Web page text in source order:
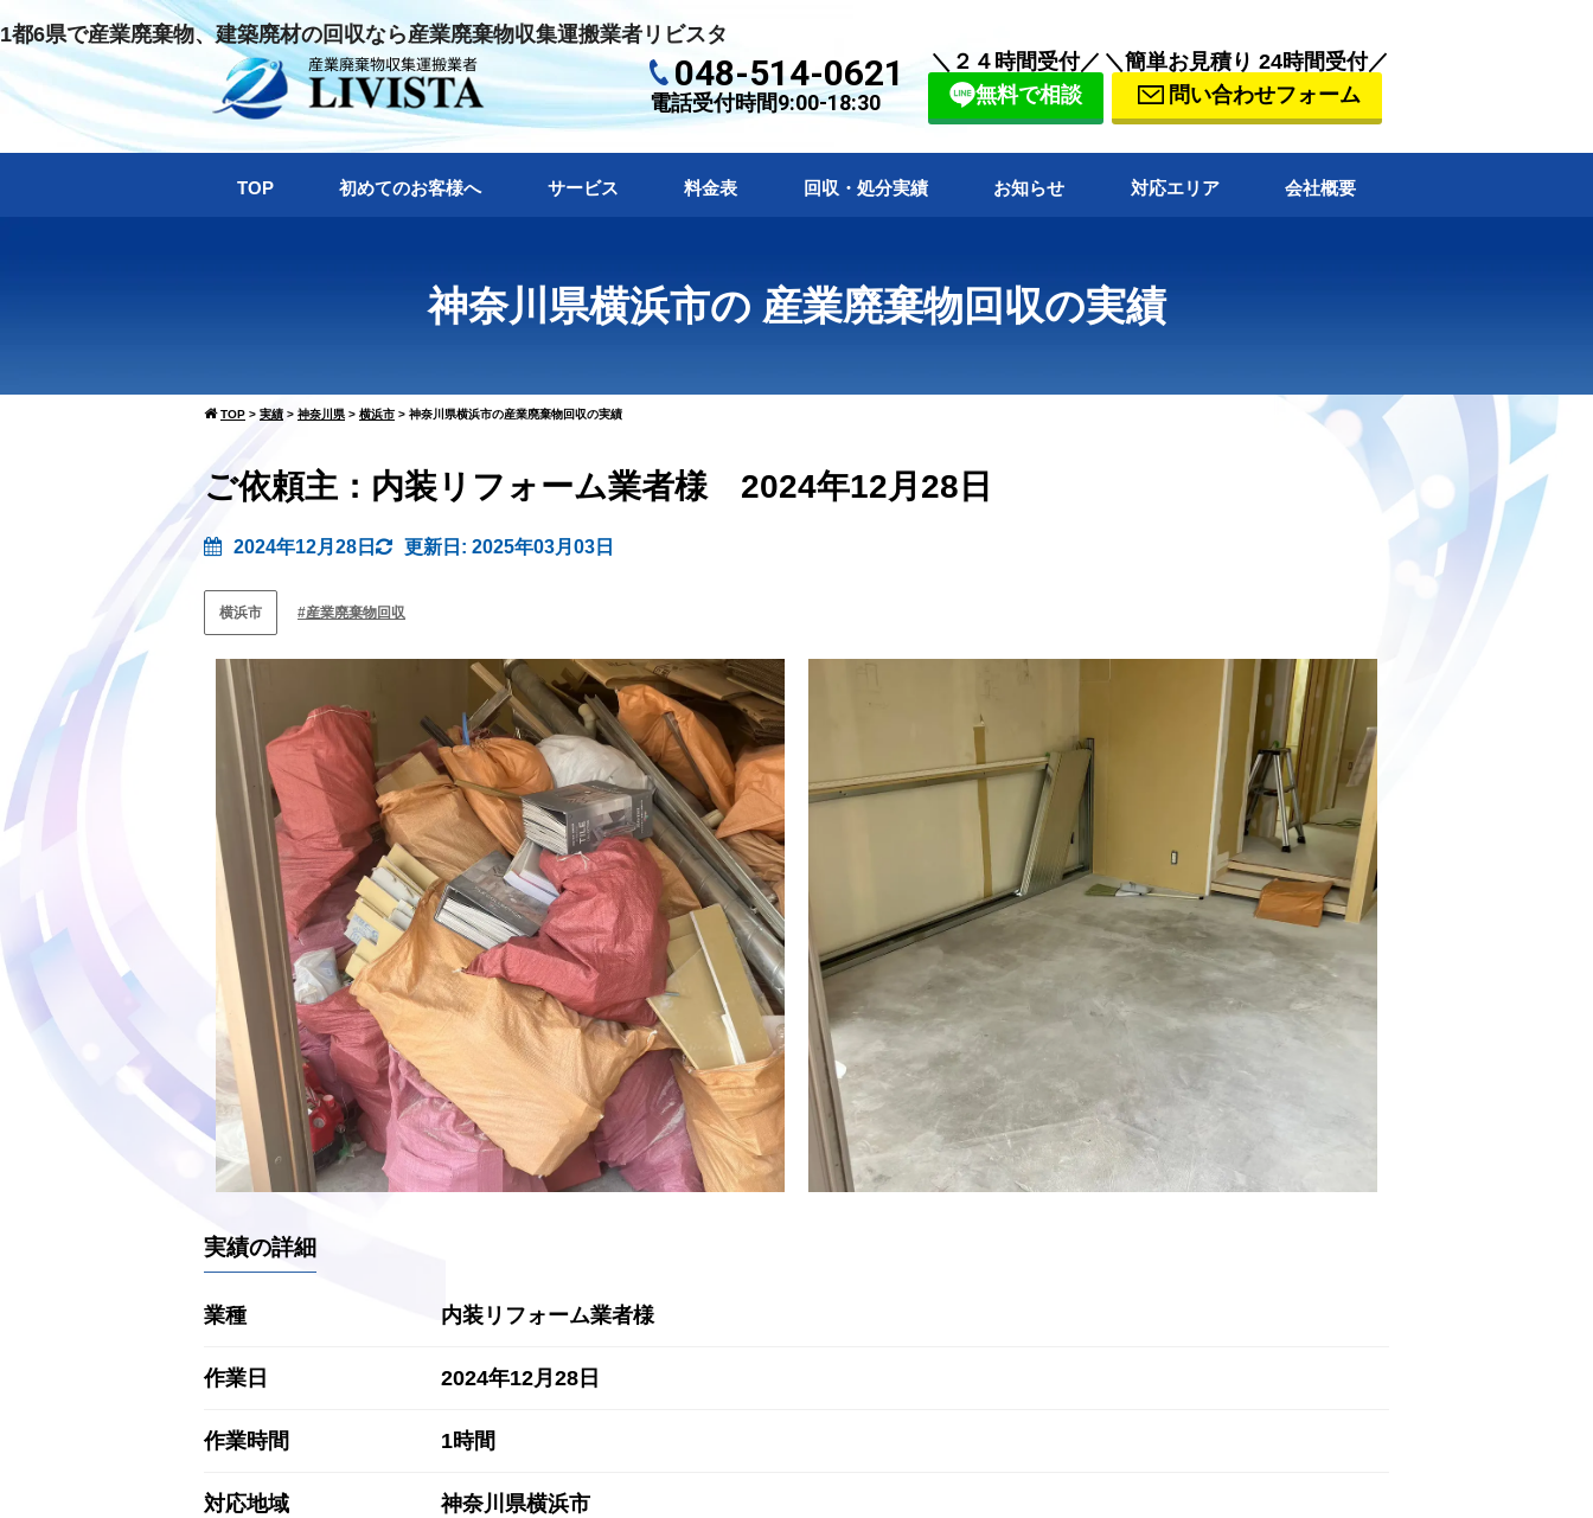
1都6県で産業廃棄物、建築廃材の回収なら産業廃棄物収集運搬業者リビスタ
048-514-0621
電話受付時間9:00-18:30
＼２４時間受付／
無料で相談
＼簡単お見積り 24時間受付／
問い合わせフォーム
TOP 初めてのお客様へ サービス 料金表 回収・処分実績 お知らせ 対応エリア 会社概要
神奈川県横浜市の 産業廃棄物回収の実績
TOP > 実績 > 神奈川県 > 横浜市 > 神奈川県横浜市の産業廃棄物回収の実績
ご依頼主：内装リフォーム業者様 2024年12月28日
2024年12月28日 更新日: 2025年03月03日
横浜市 産業廃棄物回収
実績の詳細
業種 内装リフォーム業者様
作業日 2024年12月28日
作業時間 1時間
対応地域 神奈川県横浜市